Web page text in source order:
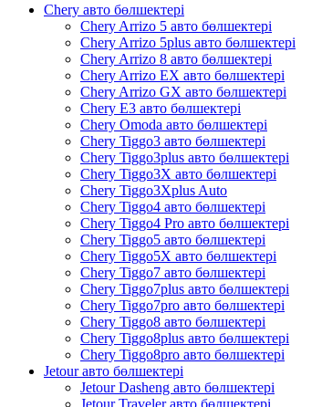
Chery авто бөлшектері
Chery Arrizo 5 авто бөлшектері
Chery Arrizo 5plus авто бөлшектері
Chery Arrizo 8 авто бөлшектері
Chery Arrizo EX авто бөлшектері
Chery Arrizo GX авто бөлшектері
Chery E3 авто бөлшектері
Chery Omoda авто бөлшектері
Chery Tiggo3 авто бөлшектері
Chery Tiggo3plus авто бөлшектері
Chery Tiggo3X авто бөлшектері
Chery Tiggo3Xplus Auto
Chery Tiggo4 авто бөлшектері
Chery Tiggo4 Pro авто бөлшектері
Chery Tiggo5 авто бөлшектері
Chery Tiggo5X авто бөлшектері
Chery Tiggo7 авто бөлшектері
Chery Tiggo7plus авто бөлшектері
Chery Tiggo7pro авто бөлшектері
Chery Tiggo8 авто бөлшектері
Chery Tiggo8plus авто бөлшектері
Chery Tiggo8pro авто бөлшектері
Jetour авто бөлшектері
Jetour Dasheng авто бөлшектері
Jetour Traveler авто бөлшектері